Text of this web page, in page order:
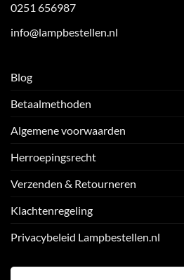
0251 656987
info@lampbestellen.nl
Blog
Betaalmethoden
Algemene voorwaarden
Herroepingsrecht
Verzenden & Retourneren
Klachtenregeling
Privacybeleid Lampbestellen.nl